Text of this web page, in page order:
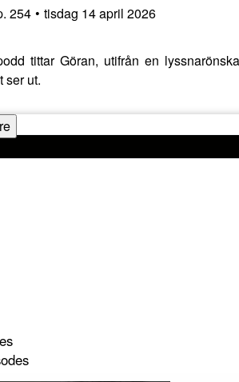
254 • tisdag 14 april 2026
tittar Göran, utifrån en
ser ut.